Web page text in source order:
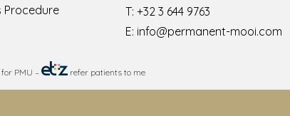
Procedure
T: +32 3 644 9763
E: info@permanent-mooi.com
PMU – refer patients to me